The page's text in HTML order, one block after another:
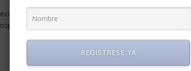
sin cesar, especialmente en las comunidades más
REGISTRESE YA